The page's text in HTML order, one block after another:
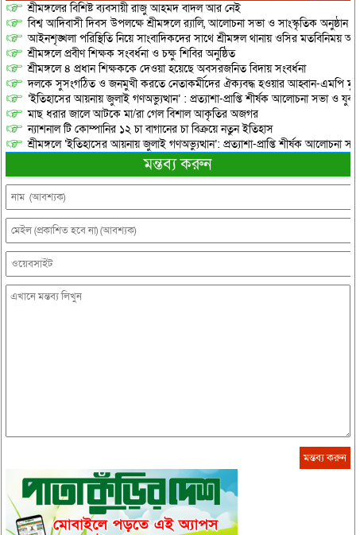
শ্রীমঙ্গলের বিশিষ্ট ব্যবসায়ী রাজু আহমদ বাদল আর নেই
বিশ্ব আদিবাসী দিবস উপলক্ষে শ্রীমঙ্গলে র‌্যালি, আলোচনা সভা ও সাংস্কৃতিক অনুষ্ঠান
আইনশৃঙ্খলা পরিস্থিতি নিয়ে সাংবাদিকদের সাথে শ্রীমঙ্গল থানায় ওসির মতবিনিময়
শ্রীমঙ্গলে প্রবীণ শিক্ষক সংবর্ধনা ও চক্ষু শিবির অনুষ্ঠিত
শ্রীমঙ্গলে ৪ প্রধান শিক্ষককে দেওয়া হয়েছে অবসরজনিত বিদায় সংবর্ধনা
দলকে সুসংগঠিত ও জনমুখী করতে নেতাকর্মীদের ঐক্যবদ্ধ হওয়ার আহ্বান-এমপি
‘ইতিহাসের আয়নায় জুলাই গণঅভ্যুত্থান’ : প্রত্যাশা-প্রাপ্তি শীর্ষক আলোচনা সভা ও
মাছ ধরার জালে আটকে মা/রা গেল বিশাল আকৃতির অজগর
ন্যাশনাল টি কোম্পানির ১২ চা বাগানের চা বিক্রয়ে নতুন ইতিহাস
শ্রীমঙ্গলে ‘ইতিহাসের আয়নায় জুলাই গণঅভ্যুত্থান’: প্রত্যাশা-প্রাপ্তি শীর্ষক আলোচনা
মন্তব্য করুন